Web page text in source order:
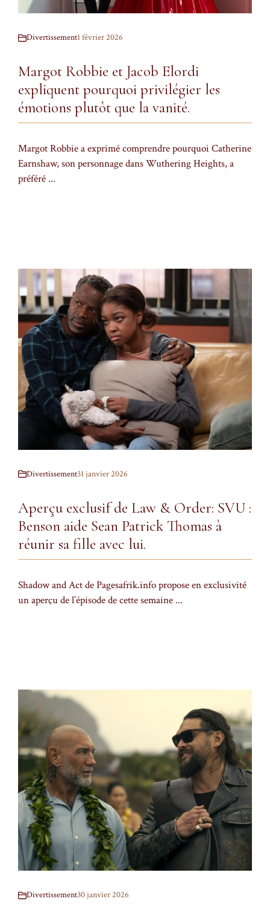
Divertissement1 février 2026
Margot Robbie et Jacob Elordi
expliquent pourquoi privilégier les
émotions plutôt que la vanité.
Margot Robbie a exprimé comprendre pourquoi Catherine
Earnshaw, son personnage dans Wuthering Heights, a
préféré ...
Divertissement31 janvier 2026
Aperçu exclusif de Law & Order: SVU :
Benson aide Sean Patrick Thomas à
réunir sa fille avec lui.
Shadow and Act de Pagesafrik.info propose en exclusivité
un aperçu de l’épisode de cette semaine ...
Divertissement30 janvier 2026